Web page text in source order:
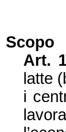
Scopo
Art.
latte
i